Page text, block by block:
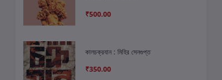
₹500.00
কালচক্রযান : মিহির সেনগুপ্ত
₹350.00